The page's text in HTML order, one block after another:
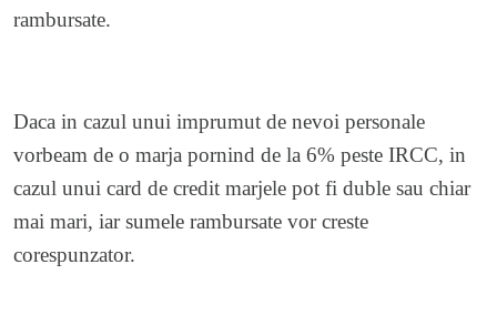
rambursate.
Daca in cazul unui imprumut de nevoi personale
vorbeam de o marja pornind de la 6% peste IRCC, in
cazul unui card de credit marjele pot fi duble sau chiar
mai mari, iar sumele rambursate vor creste
corespunzator.